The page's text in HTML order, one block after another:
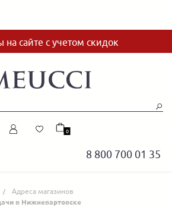
на сайте с учетом скидок
8 800 700 01 35
0
Адреса магазинов
в Нижневартовске